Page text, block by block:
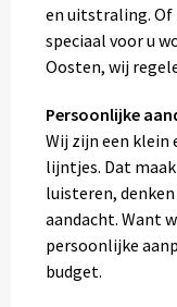
en uitstraling.
speciaal voor u
Oosten, wij
Persoonlijke
Wij zijn een
lijntjes. Dat
luisteren,
aandacht. Want
persoonlijke
budget.